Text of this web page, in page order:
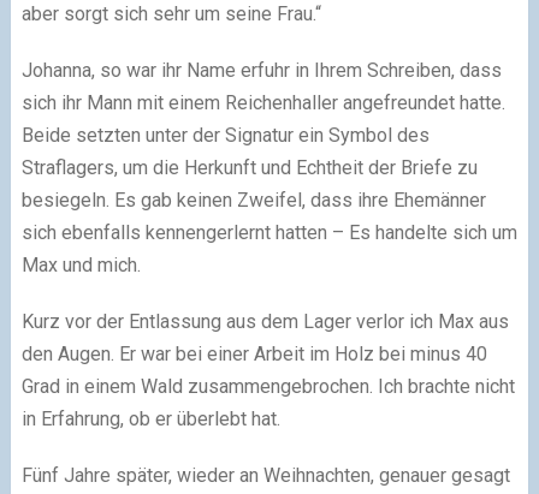
aber sorgt sich sehr um seine Frau.“
Johanna, so war ihr Name erfuhr in Ihrem Schreiben, dass
sich ihr Mann mit einem Reichenhaller angefreundet hatte.
Beide setzten unter der Signatur ein Symbol des
Straflagers, um die Herkunft und Echtheit der Briefe zu
besiegeln. Es gab keinen Zweifel, dass ihre Ehemänner
sich ebenfalls kennengerlernt hatten – Es handelte sich um
Max und mich.
Kurz vor der Entlassung aus dem Lager verlor ich Max aus
den Augen. Er war bei einer Arbeit im Holz bei minus 40
Grad in einem Wald zusammengebrochen. Ich brachte nicht
in Erfahrung, ob er überlebt hat.
Fünf Jahre später, wieder an Weihnachten, genauer gesagt